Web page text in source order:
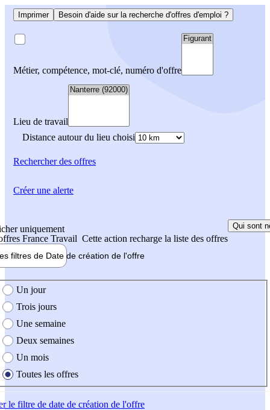
Imprimer Besoin d'aide sur la recherche d'offres d'emploi ?
Métier, compétence, mot-clé, numéro d'offre
Lieu de travail
Distance autour du lieu choisi
Rechercherdes offres
uniquement
France Travail Cette action recharge la liste des offres
Qui sont
filtres de Date de création de l'offre
création de l'offre
Un jour
Trois jours
Une semaine
Deux semaines
Un mois
Toutes les offres
le filtre de date de création de l'offre
Créer une alerte